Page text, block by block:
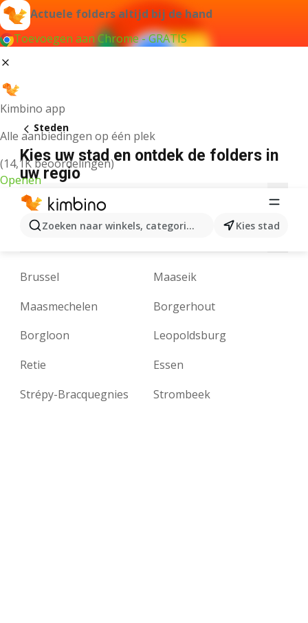
Actuele folders altijd bij de hand
Toevoegen aan Chrome - GRATIS
Kimbino app
Alle aanbiedingen op één plek
(14,1K beoordelingen)
Openen
Zoeken naar winkels, categorieën, producten...
Kies stad
Steden
Kies uw stad en ontdek de folders in
uw regio
A B C J
N
O P Q R S T V W
Brussel
Maaseik
Maasmechelen
Borgerhout
Borgloon
Leopoldsburg
Retie
Essen
Strépy-Bracquegnies
Strombeek